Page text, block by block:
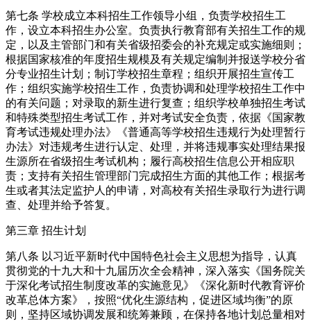
第七条 学校成立本科招生工作领导小组，负责学校招生工
作，设立本科招生办公室。负责执行教育部有关招生工作的规
定，以及主管部门和有关省级招委会的补充规定或实施细则；
根据国家核准的年度招生规模及有关规定编制并报送学校分省
分专业招生计划；制订学校招生章程；组织开展招生宣传工
作；组织实施学校招生工作，负责协调和处理学校招生工作中
的有关问题；对录取的新生进行复查；组织学校单独招生考试
和特殊类型招生考试工作，并对考试安全负责，依据《国家教
育考试违规处理办法》《普通高等学校招生违规行为处理暂行
办法》对违规考生进行认定、处理，并将违规事实处理结果报
生源所在省级招生考试机构；履行高校招生信息公开相应职
责；支持有关招生管理部门完成招生方面的其他工作；根据考
生或者其法定监护人的申请，对高校有关招生录取行为进行调
查、处理并给予答复。
第三章 招生计划
第八条 以习近平新时代中国特色社会主义思想为指导，认真
贯彻党的十九大和十九届历次全会精神，深入落实《国务院关
于深化考试招生制度改革的实施意见》《深化新时代教育评价
改革总体方案》，按照“优化生源结构，促进区域均衡”的原
则，坚持区域协调发展和统筹兼顾，在保持各地计划总量相对